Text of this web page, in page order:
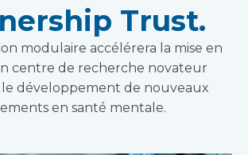
Trust.
modulaire accélérera la mise en
centre de recherche novateur
développement de nouveaux
en santé mentale.